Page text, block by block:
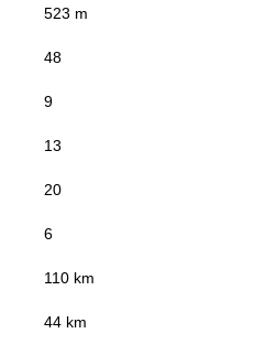
523 m
48
9
13
20
6
110 km
44 km